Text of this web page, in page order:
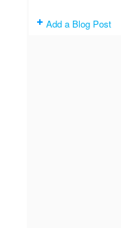
Add a Blog Post